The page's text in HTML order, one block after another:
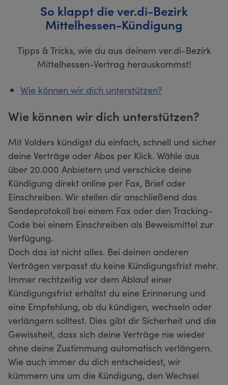
So klappt die ver.di-Bezirk
Mittelhessen-Kündigung
Tipps & Tricks, wie du aus deinem ver.di-Bezirk
Mittelhessen-Vertrag herauskommst!
Wie können wir dich unterstützen?
Wie können wir dich unterstützen?
Mit Volders kündigst du einfach, schnell und sicher
deine Verträge oder Abos per Klick. Wähle aus
über 20.000 Anbietern und verschicke deine
Kündigung direkt online per Fax, Brief oder
Einschreiben. Wir stellen dir anschließend das
Sendeprotokoll bei einem Fax oder den Tracking-
Code bei einem Einschreiben als Beweismittel zur
Verfügung.
Doch das ist nicht alles. Bei deinen anderen
Verträgen verpasst du keine Kündigungsfrist mehr.
Immer rechtzeitig vor dem Ablauf einer
Kündigungsfrist erhältst du eine Erinnerung und
eine Empfehlung, ob du kündigen, wechseln oder
verlängern solltest. Dies gibt dir Sicherheit und die
Gewissheit, dass sich deine Verträge nie wieder
ohne deine Zustimmung automatisch verlängern.
Wie auch immer du dich entscheidest, wir
kümmern uns um die Kündigung, den Wechsel